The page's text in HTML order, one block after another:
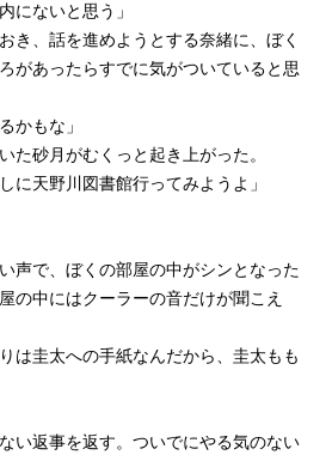
にないと思う」
き、話を進めようとする奈緒に、ぼく
があったらすでに気がついていると思
かもな」
た砂月がむくっと起き上がった。
に天野川図書館行ってみようよ」
声で、ぼくの部屋の中がシンとなった
の中にはクーラーの音だけが聞こえ
は圭太への手紙なんだから、圭太もも
い返事を返す。ついでにやる気のない